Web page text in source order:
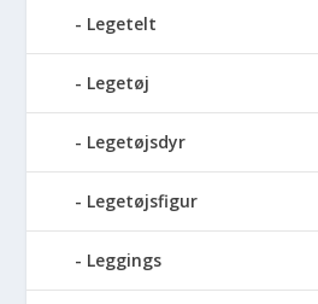
Legetelt
Legetøj
Legetøjsdyr
Legetøjsfigur
Leggings